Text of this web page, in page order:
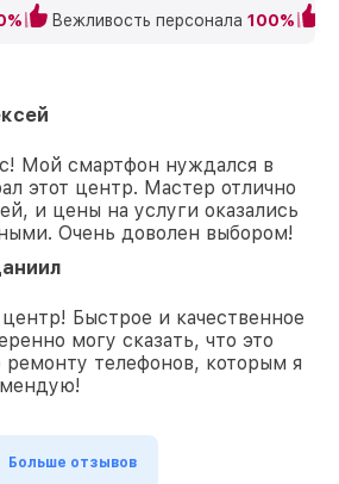
Вежливость персонала 100%
Мой смартфон нуждался в
этот центр. Мастер отлично
и цены на услуги оказались
Очень доволен выбором!
Быстрое и качественное
могу сказать, что это
телефонов, которым я
Больше отзывов